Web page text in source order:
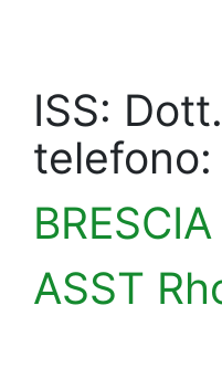
ISS:
BRESCIA
ASST